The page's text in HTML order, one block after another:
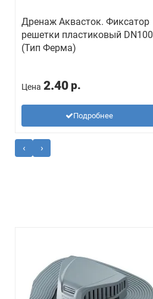
Дренаж Аквасток. Фиксатор
решетки пластиковый DN100
(Тип Ферма)
Цена 2.40 р.
Подробнее
‹ ›